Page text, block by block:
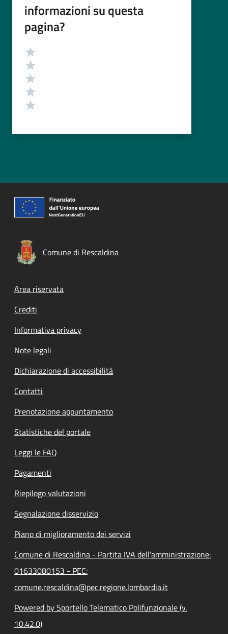
informazioni su questa
pagina?
Valutazione
Comune di Rescaldina
Footer menu
Area riservata
Crediti
Informativa privacy
Note legali
Dichiarazione di accessibilità
Contatti
Prenotazione appuntamento
Statistiche del portale
Leggi le FAQ
Pagamenti
Riepilogo valutazioni
Segnalazione disservizio
Piano di miglioramento dei servizi
Comune di Rescaldina - Partita IVA dell'amministrazione:
01633080153 - PEC:
comune.rescaldina@pec.regione.lombardia.it
Powered by Sportello Telematico Polifunzionale (v.
10.42.0)